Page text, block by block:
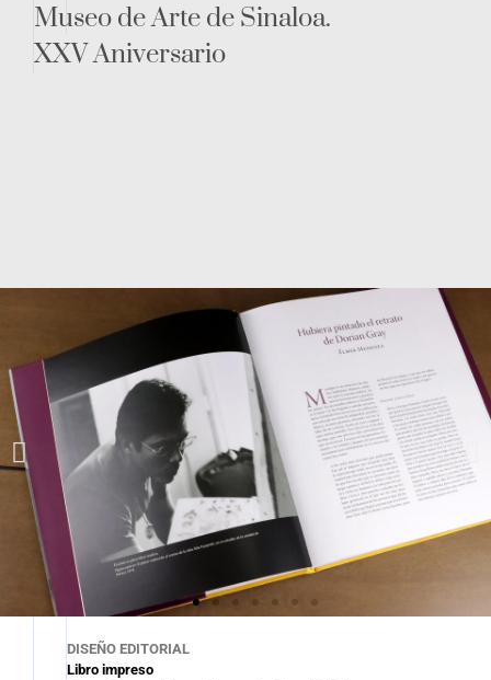
Museo de Arte de Sinaloa.
XXV Aniversario
DISEÑO EDITORIAL
Libro impreso